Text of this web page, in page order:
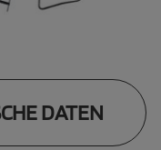
DATEN